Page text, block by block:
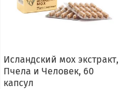
Исландский мох экстракт,
Пчела и Человек, 60
капсул